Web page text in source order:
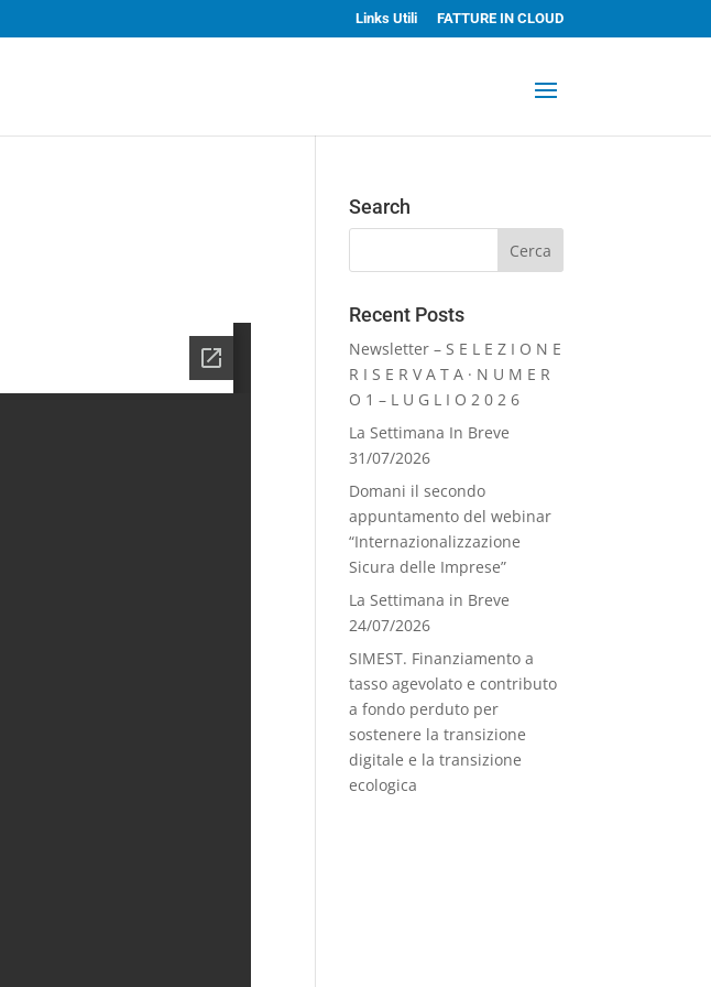
Links Utili FATTURE IN CLOUD
Search
Recent Posts
Newsletter – S E L E Z I O N E
R I S E R V A T A · N U M E R
O 1 – L U G L I O 2 0 2 6
La Settimana In Breve
31/07/2026
Domani il secondo
appuntamento del webinar
“Internazionalizzazione
Sicura delle Imprese”
La Settimana in Breve
24/07/2026
SIMEST. Finanziamento a
tasso agevolato e contributo
a fondo perduto per
sostenere la transizione
digitale e la transizione
ecologica